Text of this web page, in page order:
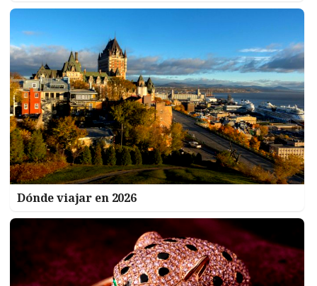
Dónde viajar en 2026